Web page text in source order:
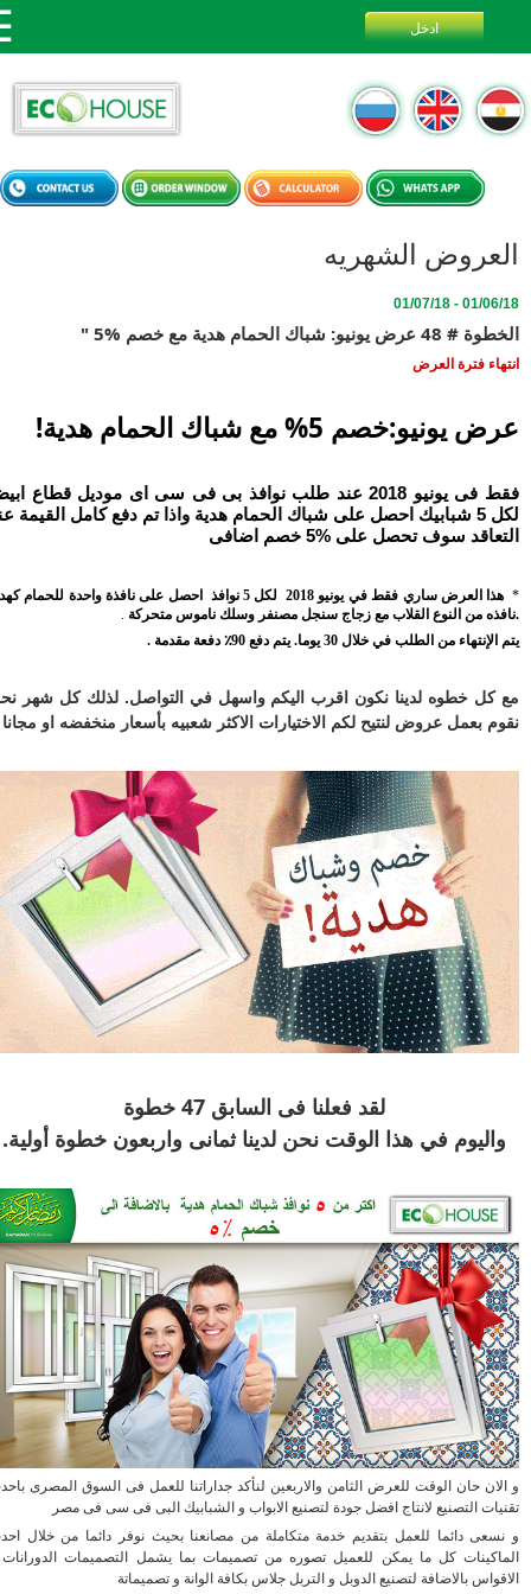
الشهريه
01/06/18 -
شباك الحمام هدية مع خصم %5 "
فترة العرض
5% مع شباك الحمام هدية!
فقط فى يونيو 2018 عند طلب نوافذ بى فى سى اى موديل قطاع ابيض
لكل 5 شبابيك احصل على شباك الحمام هدية واذا تم دفع كامل القيمة عند
سوف تحصل على %5 خصم اضافى
العرض ساري فقط في يونيو
2018 لكل 5 نوافذ احصل على نافذة واحدة للحمام كهدية
من النوع القلاب مع زجاج سنجل مصنفر وسلك ناموس متحركة.
من الطلب في خلال 30 يوما. يتم دفع 90٪ دفعة مقدمة .
خطوه لدينا نكون اقرب اليكم واسهل في التواصل. لذلك كل شهر نحن
بعمل عروض لنتيح لكم الاختيارات الاكثر شعبيه بأسعار منخفضه او مجانا
لقد فعلنا فى السابق 47 خطوة
في هذا الوقت نحن لدينا ثمانى واربعونخطوة أولية.
حان الوقت للعرض الثامن والاربعين لنأكد جداراتنا للعمل فى السوق المصرى باحدث
التصنيع لانتاج افضل جودة لتصنيع الابواب و الشبابيك البى فى سى فى مصر
دائما للعمل بتقديم خدمة متكاملة من مصانعنا بحيث نوفر دائما من خلال احدث
كل ما يمكن للعميل تصوره من تصميمات بما يشمل التصميمات الدورانات و
بالاضافة لتصنيع الدوبل و التربل جلاس بكافة الوانة و تصميماتة